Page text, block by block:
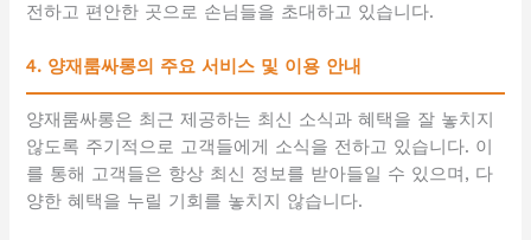
전하고 편안한 곳으로 손님들을 초대하고 있습니다.
4. 양재룸싸롱의 주요 서비스 및 이용 안내
양재룸싸롱은 최근 제공하는 최신 소식과 혜택을 잘 놓치지
않도록 주기적으로 고객들에게 소식을 전하고 있습니다. 이
를 통해 고객들은 항상 최신 정보를 받아들일 수 있으며, 다
양한 혜택을 누릴 기회를 놓치지 않습니다.